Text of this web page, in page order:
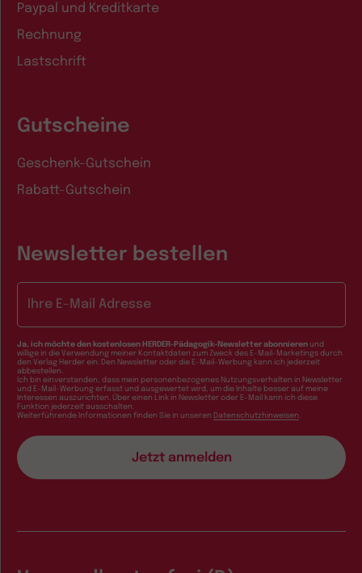
Paypal und Kreditkarte
Rechnung
Lastschrift
Gutscheine
Geschenk-Gutschein
Rabatt-Gutschein
Newsletter bestellen
Ja, ich möchte den kostenlosen HERDER-Pädagogik-Newsletter abonnieren und
willige in die Verwendung meiner Kontaktdaten zum Zweck des E-Mail-Marketings durch
den Verlag Herder ein. Den Newsletter oder die E-Mail-Werbung kann ich jederzeit
abbestellen.
Ich bin einverstanden, dass mein personenbezogenes Nutzungsverhalten in Newsletter
und E-Mail-Werbung erfasst und ausgewertet wird, um die Inhalte besser auf meine
Interessen auszurichten. Über einen Link in Newsletter oder E-Mail kann ich diese
Funktion jederzeit ausschalten.
Weiterführende Informationen finden Sie in unseren Datenschutzhinweisen